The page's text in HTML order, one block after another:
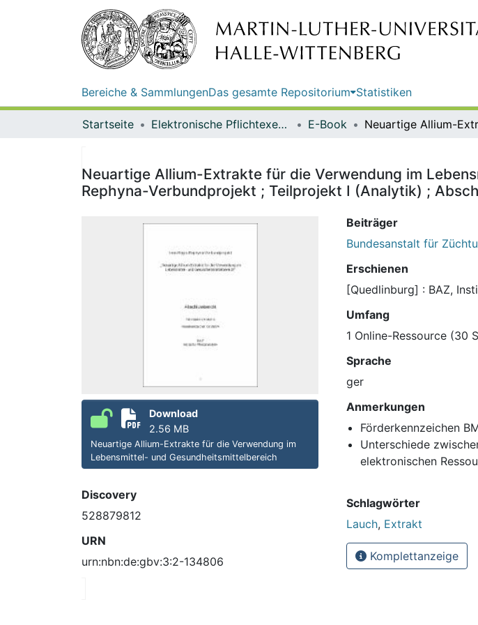
Bereiche & SammlungenDas gesamte Repositorium Statistiken
Startseite Elektronische Pflichtexemplare E-Book
Neuartige Allium-Extrakte für die Verwendung im
Rephyna-Verbundprojekt ; Teilprojekt I (Analytik) ;
Download
2.56 MB
Neuartige Allium-Extrakte für die Verwendung im
Lebensmittel- und Gesundheitsmittelbereich
Discovery
528879812
URN
urn:nbn:de:gbv:3:2-134806
Beiträger
Bundesanstalt für
Erschienen
[Quedlinburg] : BAZ,
Umfang
1 Online-Ressource (30
Sprache
ger
Anmerkungen
Förderkennzeichen
Unterschiede
elektronischen
Schlagwörter
Lauch, Extrakt
Komplettanzeige